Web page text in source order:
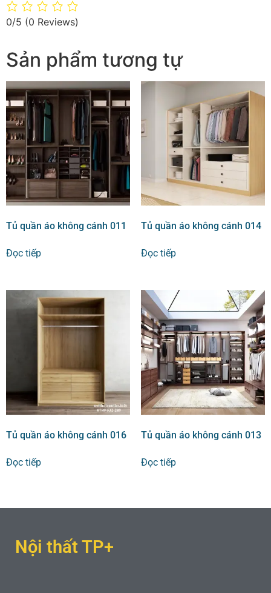
0/5 (0 Reviews)
Sản phẩm tương tự
Tủ quần áo không cánh 011
Đọc tiếp
Tủ quần áo không cánh 014
Đọc tiếp
Tủ quần áo không cánh 016
Đọc tiếp
Tủ quần áo không cánh 013
Đọc tiếp
Nội thất TP+